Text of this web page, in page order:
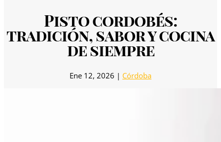
Pisto cordobés:
tradición, sabor y cocina
de siempre
Ene 12, 2026 | Córdoba